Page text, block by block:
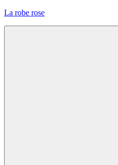
Skip
La robe rose